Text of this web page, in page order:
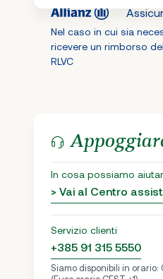
Nel caso in cui sia
ricevere un rimborso
RLVC
In cosa possiamo
> Vai al Centro
Servizio clienti
+385 91 315 5550
Siamo disponibili in